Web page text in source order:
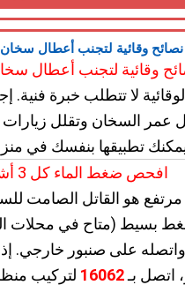
نصائح وقائية لتجنب أعطال
وقائية لتجنب أعطال
لا تتطلب خبرة
عمر السخان وتقلل زيارات
تطبيقها بنفسك في
افحص ضغط الماء كل 3 أشهر
هو القاتل الصامت
اتصل بـ16062 لتركيب